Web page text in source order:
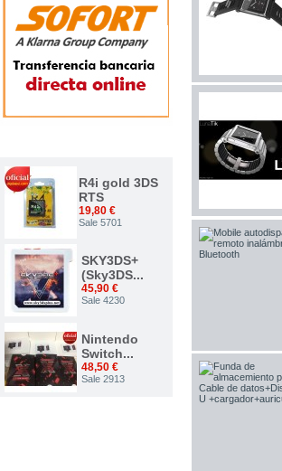
R4i gold 3DS
RTS
19,80 €
Sale 5701
SKY3DS+
(Sky3DS...
45,90 €
Sale 4230
Nintendo
Switch...
48,50 €
Sale 2913